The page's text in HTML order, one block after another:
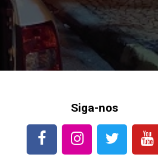
Siga-nos